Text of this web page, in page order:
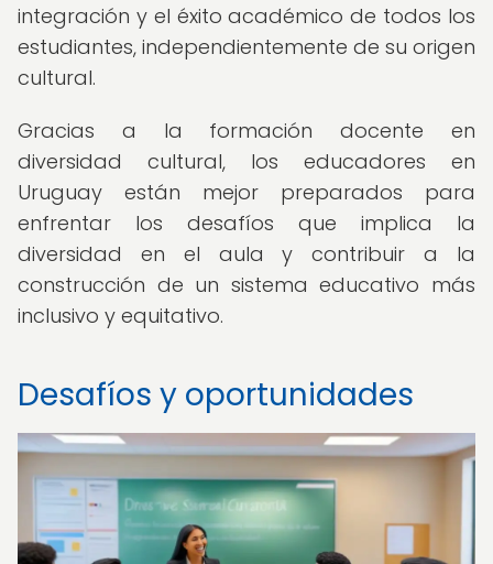
integración y el éxito académico de todos los
estudiantes, independientemente de su origen
cultural.
Gracias a la formación docente en
diversidad cultural, los educadores en
Uruguay están mejor preparados para
enfrentar los desafíos que implica la
diversidad en el aula y contribuir a la
construcción de un sistema educativo más
inclusivo y equitativo.
Desafíos y oportunidades